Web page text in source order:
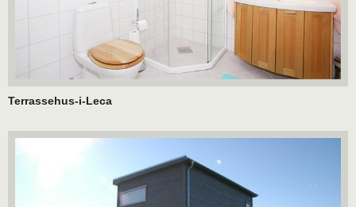
Terrassehus-i-Leca